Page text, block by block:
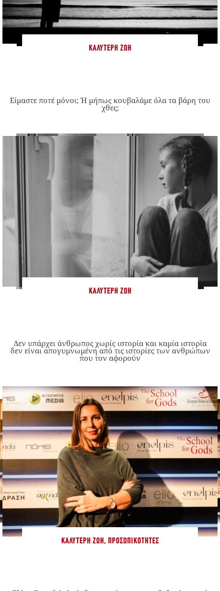
ΚΑΛΎΤΕΡΗ ΖΩΉ
Είμαστε ποτέ μόνοι; Ή μήπως κουβαλάμε όλα τα βάρη του
χθες;
ΚΑΛΎΤΕΡΗ ΖΩΉ
Δεν υπάρχει άνθρωπος χωρίς ιστορία και καμία ιστορία
δεν είναι απογυμνωμένη από τις ιστορίες των ανθρώπων
που τον αφορούν
ΚΑΛΎΤΕΡΗ ΖΩΉ, ΠΡΟΣΩΠΙΚΌΤΗΤΕΣ